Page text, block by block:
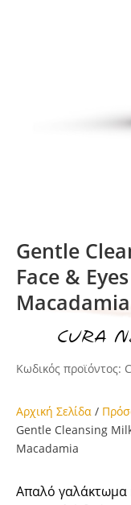
Gentle
Face &
Macadamia
CURA
Κωδικός προϊόντος:
Αρχική Σελίδα /
Gentle Cleansing
Macadamia
Απαλό